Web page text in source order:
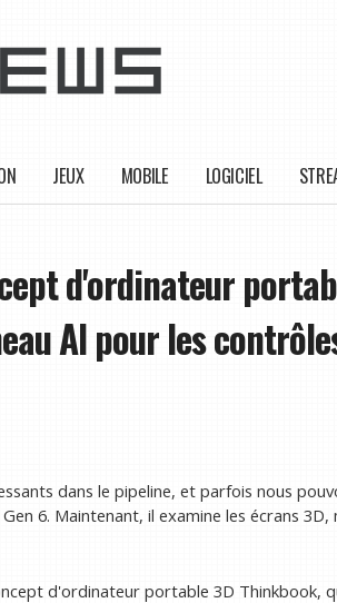
JEUX MOBILE LOGICIEL
d'ordinateur
AI pour les
dans le pipeline, et parfois nous
6. Maintenant, il examine les écrans 3D,
d'ordinateur portable 3D Thinkbook,